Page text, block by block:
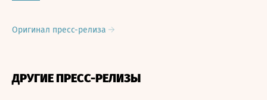
Оригинал пресс-релиза
ДРУГИЕ ПРЕСС-РЕЛИЗЫ